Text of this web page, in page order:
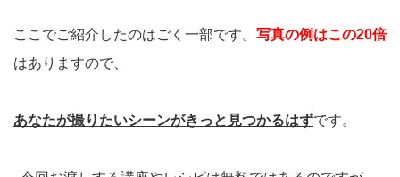
ここでご紹介したのはごく一部です。 写真の例はこの20倍
はありますので、
あなたが撮りたいシーンがきっと見つかるはずです。